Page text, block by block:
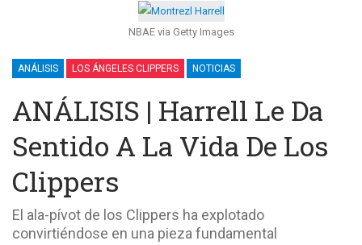
NBAE via Getty Images
ANÁLISIS LOS ÁNGELES CLIPPERS NOTICIAS
ANÁLISIS | Harrell Le Da
Sentido A La Vida De Los
Clippers
El ala-pívot de los Clippers ha explotado
convirtiéndose en una pieza fundamental